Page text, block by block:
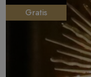
gesprekken van
een moment van
je dagelijkse
Gratis